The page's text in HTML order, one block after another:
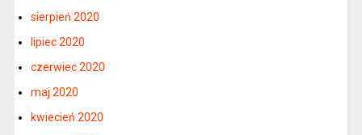
sierpień 2020
lipiec 2020
czerwiec 2020
maj 2020
kwiecień 2020